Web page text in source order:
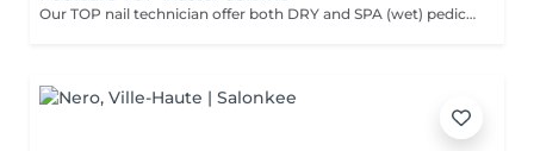
Our TOP nail technician offer both DRY and SPA (wet) pedicure. So you can choose the format that suits you best.